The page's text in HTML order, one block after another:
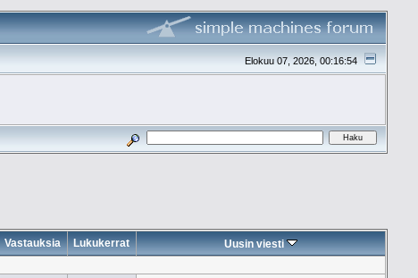
Elokuu 07, 2026, 00:16:54
Vastauksia Lukukerrat Uusin viesti